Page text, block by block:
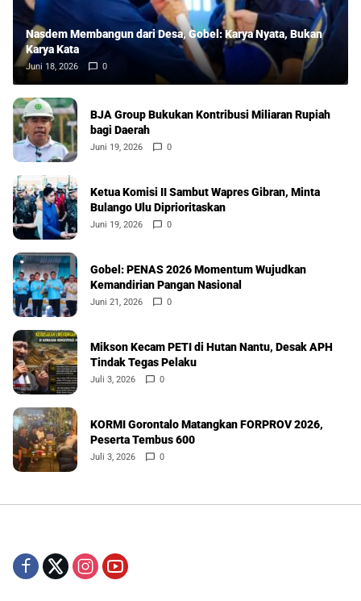
Nasdem Membangun dari Desa, Gobel: Karya Nyata, Bukan
Karya Kata
Juni 18, 2026 0
BJA Group Bukukan Kontribusi Miliaran Rupiah
bagi Daerah
Juni 19, 2026 0
Ketua Komisi II Sambut Wapres Gibran, Minta
Bulango Ulu Diprioritaskan
Juni 19, 2026 0
Gobel: PENAS 2026 Momentum Wujudkan
Kemandirian Pangan Nasional
Juni 21, 2026 0
Mikson Kecam PETI di Hutan Nantu, Desak APH
Tindak Tegas Pelaku
Juli 3, 2026 0
KORMI Gorontalo Matangkan FORPROV 2026,
Peserta Tembus 600
Juli 3, 2026 0